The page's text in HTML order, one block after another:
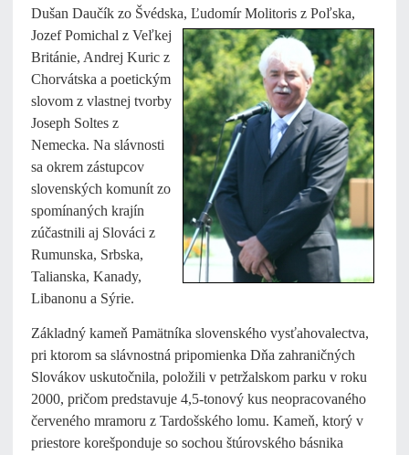
Dušan Daučík zo Švédska, Ľudomír Molitoris z Poľska,
JozefPomichal z Veľkej
Británie, Andrej Kuric z
Chorvátska a poetickým
slovom z vlastnej tvorby
Joseph Soltes z
Nemecka. Na slávnosti
sa okrem zástupcov
slovenských komunít zo
spomínaných krajín
zúčastnili aj Slováci z
Rumunska, Srbska,
Talianska, Kanady,
Libanonu a Sýrie.
Základný kameň Pamätníka slovenského vysťahovalectva,
pri ktorom sa slávnostná pripomienka Dňa zahraničných
Slovákov uskutočnila, položili v petržalskom parku v roku
2000, pričom predstavuje 4,5-tonový kus neopracovaného
červeného mramoru z Tardošského lomu. Kameň, ktorý v
priestore korešponduje so sochou štúrovského básnika